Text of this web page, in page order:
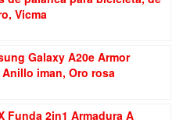
Vicma
Galaxy A20e Armor
iman, Oro rosa
Funda 2in1 Armadura A